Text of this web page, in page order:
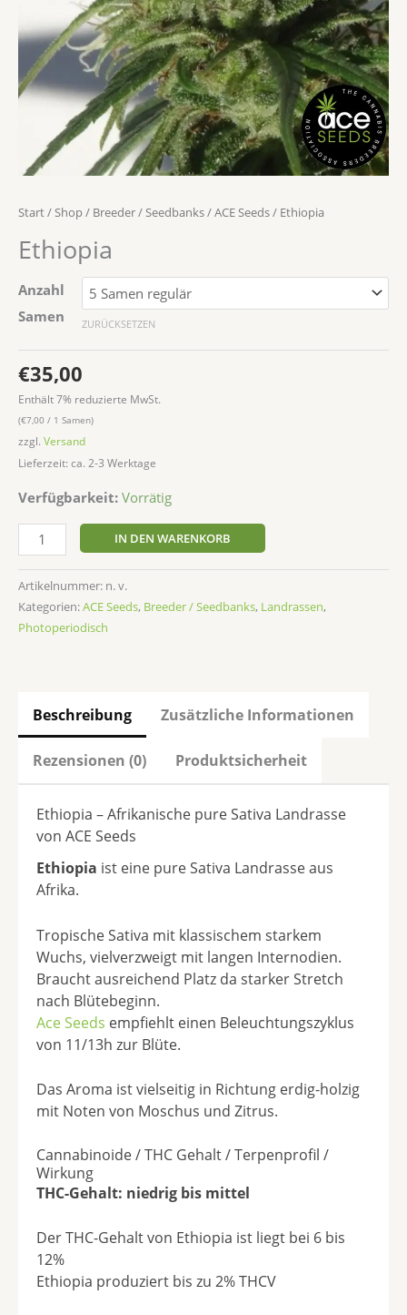
Start/Shop/ Breeder / Seedbanks/ACE Seeds/ Ethiopia
Ethiopia
Anzahl
Samen
ZURÜCKSETZEN
€35,00
Enthält 7% reduzierte MwSt.
(€7,00 / 1 Samen)
zzgl. Versand
Lieferzeit: ca. 2-3 Werktage
Verfügbarkeit: Vorrätig
IN DEN WARENKORB
Artikelnummer: n. v.
Kategorien:ACE Seeds, Breeder / Seedbanks, Landrassen,
Photoperiodisch
Beschreibung Zusätzliche Informationen
Rezensionen (0) Produktsicherheit
Ethiopia – Afrikanische pure Sativa Landrasse
von ACE Seeds
Ethiopia ist eine pure Sativa Landrasse aus
Afrika.
Tropische Sativa mit klassischem starkem
Wuchs, vielverzweigt mit langen Internodien.
Braucht ausreichend Platz da starker Stretch
nach Blütebeginn.
Ace Seeds empfiehlt einen Beleuchtungszyklus
von 11/13h zur Blüte.
Das Aroma ist vielseitig in Richtung erdig-holzig
mit Noten von Moschus und Zitrus.
Cannabinoide / THC Gehalt / Terpenprofil /
Wirkung
THC-Gehalt: niedrig bis mittel
Der THC-Gehalt von Ethiopia ist liegt bei 6 bis
12%
Ethiopia produziert bis zu 2% THCV